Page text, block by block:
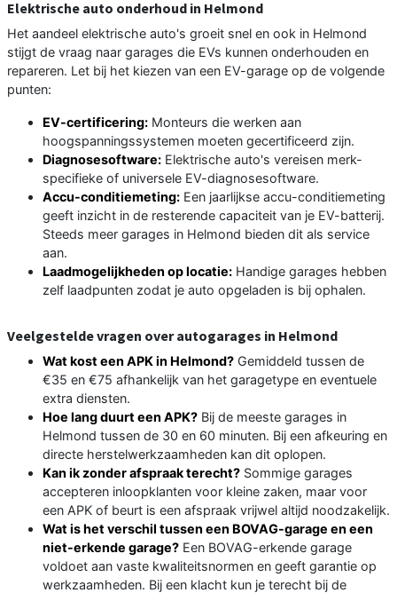
Elektrische auto onderhoud in Helmond
Het aandeel elektrische auto's groeit snel en ook in Helmond
stijgt de vraag naar garages die EVs kunnen onderhouden en
repareren. Let bij het kiezen van een EV-garage op de volgende
punten:
EV-certificering: Monteurs die werken aan
hoogspanningssystemen moeten gecertificeerd zijn.
Diagnosesoftware: Elektrische auto's vereisen merk-
specifieke of universele EV-diagnosesoftware.
Accu-conditiemeting: Een jaarlijkse accu-conditiemeting
geeft inzicht in de resterende capaciteit van je EV-batterij.
Steeds meer garages in Helmond bieden dit als service
aan.
Laadmogelijkheden op locatie: Handige garages hebben
zelf laadpunten zodat je auto opgeladen is bij ophalen.
Veelgestelde vragen over autogarages in Helmond
Wat kost een APK in Helmond? Gemiddeld tussen de
€35 en €75 afhankelijk van het garagetype en eventuele
extra diensten.
Hoe lang duurt een APK? Bij de meeste garages in
Helmond tussen de 30 en 60 minuten. Bij een afkeuring en
directe herstelwerkzaamheden kan dit oplopen.
Kan ik zonder afspraak terecht? Sommige garages
accepteren inloopklanten voor kleine zaken, maar voor
een APK of beurt is een afspraak vrijwel altijd noodzakelijk.
Wat is het verschil tussen een BOVAG-garage en een
niet-erkende garage? Een BOVAG-erkende garage
voldoet aan vaste kwaliteitsnormen en geeft garantie op
werkzaamheden. Bij een klacht kun je terecht bij de